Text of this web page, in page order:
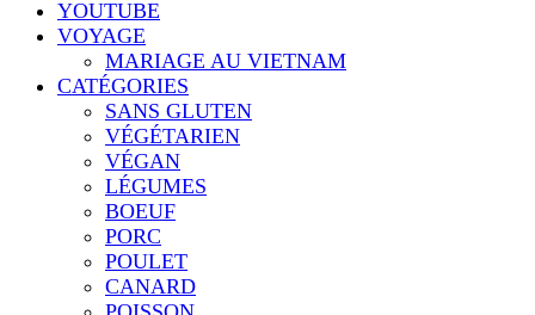
YOUTUBE
VOYAGE
MARIAGE AU VIETNAM
CATÉGORIES
SANS GLUTEN
VÉGÉTARIEN
VÉGAN
LÉGUMES
BOEUF
PORC
POULET
CANARD